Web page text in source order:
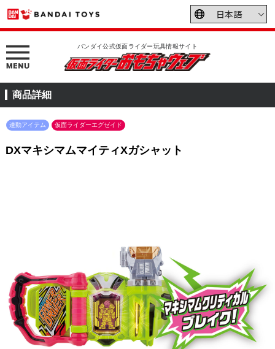
バンダイ公式仮面ライダー玩具情報サイト
商品詳細
連動アイテム 仮面ライダーエグゼイド
DXマキシマムマイティXガシャット